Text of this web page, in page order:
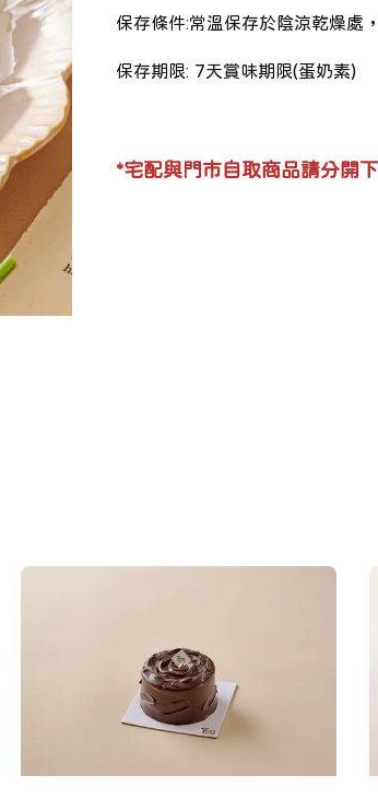
保存條件:常溫保存於陰涼乾燥處
保存期限: 7天賞味期限(蛋奶素)
*宅配與門市自取商品請分開